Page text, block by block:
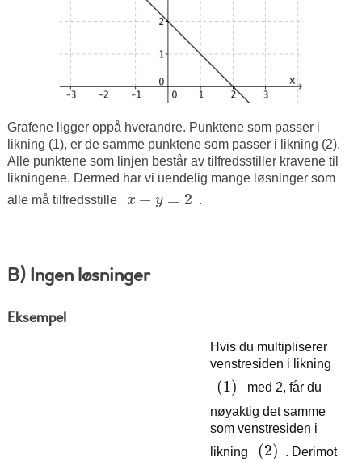
Grafene ligger oppå hverandre. Punktene som passer i
likning (1), er de samme punktene som passer i likning (2).
Alle punktene som linjen består av tilfredsstiller kravene til
likningene. Dermed har vi uendelig mange løsninger som
alle må tilfredsstille
x + y = 2
x+y= 2 .
B) Ingen løsninger
Eksempel
Hvis du multipliserer
venstresiden i likning
(1)
(1
med 2, får du
nøyaktig det samme
som venstresiden i
likning
(2)
(2)
. Derimot